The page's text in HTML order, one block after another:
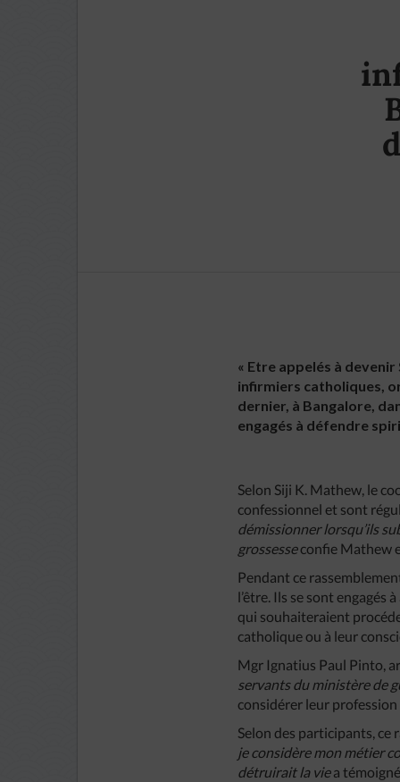
« Etre appelés à
infirmiers catholiques,
dernier, à Bangalore,
engagés à défendre
Selon Siji K. Mathew, le
confessionnel et sont
démissionner lorsqu’ils
grossesseconfie Mathew
Pendant ce
l’être. Ils se sont
qui souhaiteraient
catholique ou à leur
Mgr Ignatius Paul Pinto,
servants du ministère de
considérer leur
Selon des participants,
je considère mon métier
détruirait la viea